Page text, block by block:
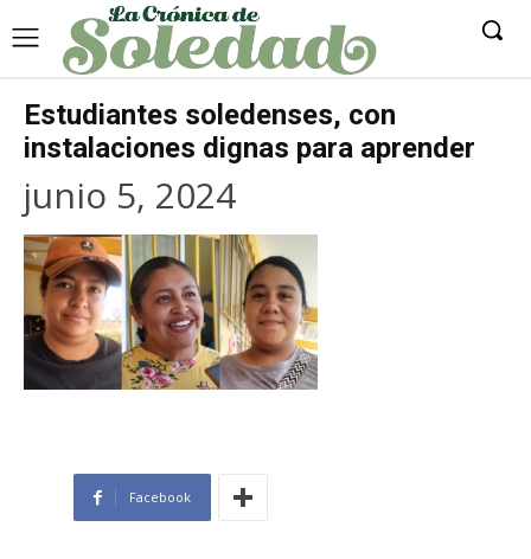
Estudiantes soledenses, con
instalaciones dignas para aprender
junio 5, 2024
Facebook